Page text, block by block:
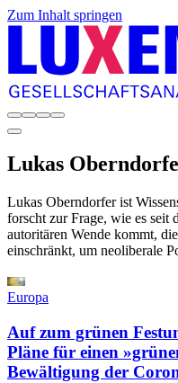
Zum Inhalt springen
Lukas
Lukas Oberndorfer ist
forscht zur Frage, wie es seit
autoritären Wende kommt,
einschränkt, um neoliberale
Europa
Auf zum grünen
Pläne für einen
Bewältigung der